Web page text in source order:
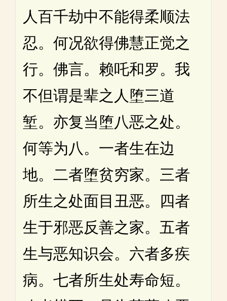
人百千劫中不能得柔顺法
忍。何况欲得佛慧正觉之
行。佛言。赖吒和罗。我
不但谓是辈之人堕三道
堑。亦复当堕八恶之处。
何等为八。一者生在边
地。二者堕贫穷家。三者
所生之处面目丑恶。四者
生于邪恶反善之家。五者
生与恶知识会。六者多疾
病。七者所生处寿命短。